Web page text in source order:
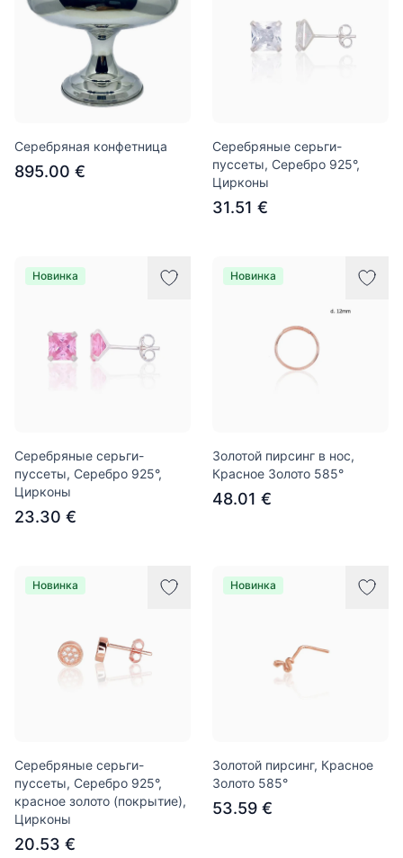
Серебряная конфетница
895.00 €
Серебряные серьги-
пуссеты, Серебро 925°,
Цирконы
31.51 €
Новинка
Серебряные серьги-
пуссеты, Серебро 925°,
Цирконы
23.30 €
Новинка
Золотой пирсинг в нос,
Красное Золото 585°
48.01 €
Новинка
Серебряные серьги-
пуссеты, Серебро 925°,
красное золото (покрытие),
Цирконы
20.53 €
Новинка
Золотой пирсинг, Красное
Золото 585°
53.59 €